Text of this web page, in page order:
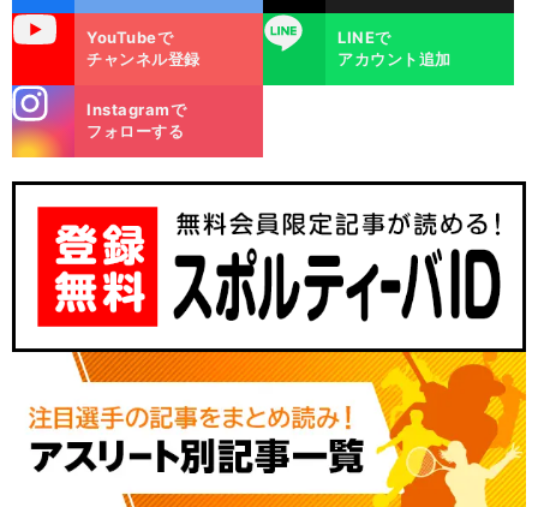
YouTubeで
チャンネル登録
LINE
LINEで
アカウント追加
m
Instagramで
フォローする